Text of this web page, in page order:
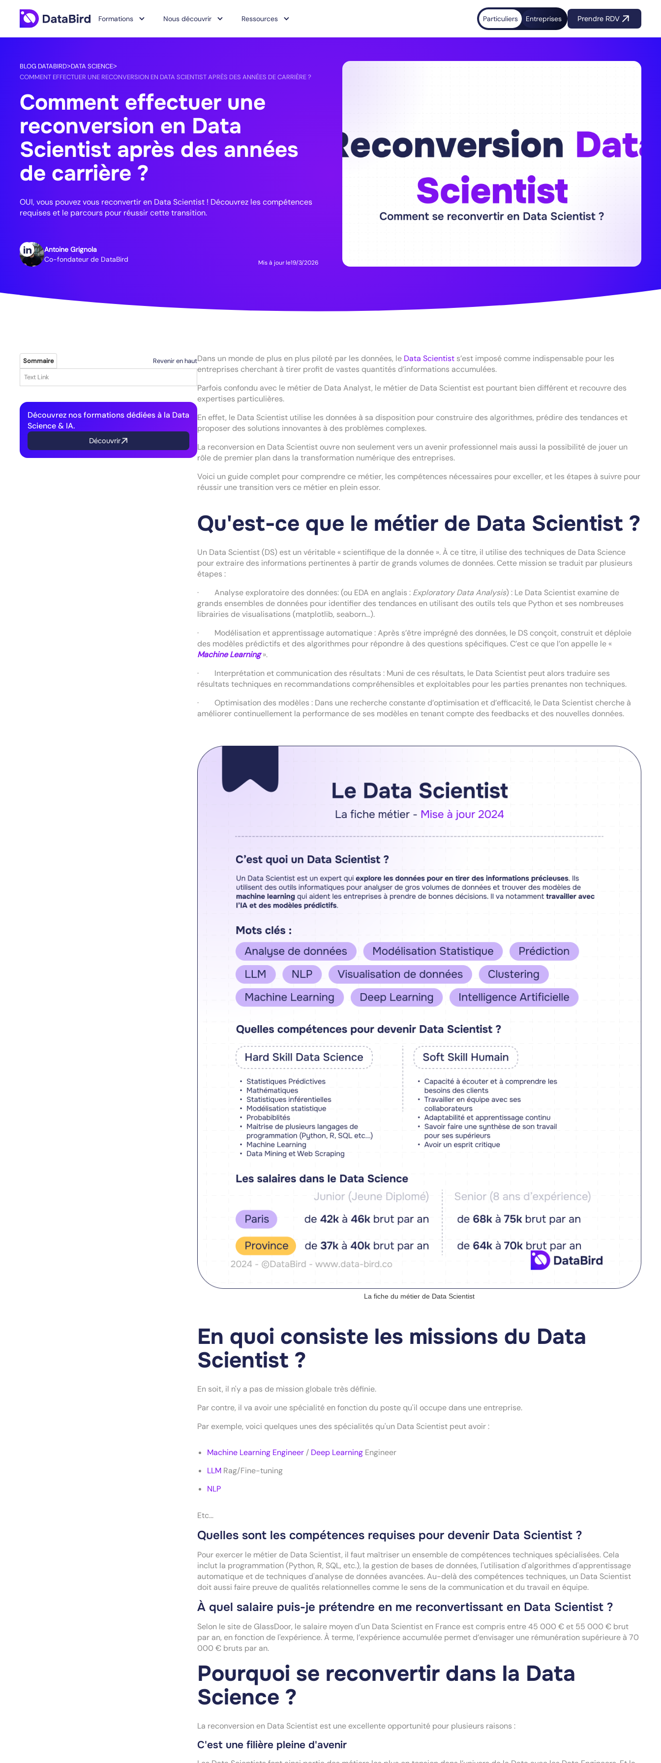
Formations Nous découvrir Ressources Particuliers Entreprises Prendre RDV
BLOG DATABIRD>DATA SCIENCE>
COMMENT EFFECTUER UNE RECONVERSION EN DATA SCIENTIST APRÈS DES ANNÉES DE CARRIÈRE ?
Comment effectuer une
reconversion en Data
Scientist après des années
de carrière ?
OUI, vous pouvez vous reconvertir en Data Scientist ! Découvrez les compétences
requises et le parcours pour réussir cette transition.
Antoine Grignola
Co-fondateur de DataBird
Mis à jour le19/3/2026
Sommaire
Revenir en haut
Text Link
Découvrez nos formations dédiées à la Data
Science & IA.
Découvrir
Dans un monde de plus en plus piloté par les données, le Data Scientist s’est imposé comme indispensable pour les
entreprises cherchant à tirer profit de vastes quantités d’informations accumulées.
Parfois confondu avec le métier de Data Analyst, le métier de Data Scientist est pourtant bien différent et recouvre des
expertises particulières.
En effet, le Data Scientist utilise les données à sa disposition pour construire des algorithmes, prédire des tendances et
proposer des solutions innovantes à des problèmes complexes.
La reconversion en Data Scientist ouvre non seulement vers un avenir professionnel mais aussi la possibilité de jouer un
rôle de premier plan dans la transformation numérique des entreprises.
Voici un guide complet pour comprendre ce métier, les compétences nécessaires pour exceller, et les étapes à suivre pour
réussir une transition vers ce métier en plein essor.
Qu'est-ce que le métier de Data Scientist ?
Un Data Scientist (DS) est un véritable « scientifique de la donnée ». À ce titre, il utilise des techniques de Data Science
pour extraire des informations pertinentes à partir de grands volumes de données. Cette mission se traduit par plusieurs
étapes :
· Analyse exploratoire des données: (ou EDA en anglais : Exploratory Data Analysis) : Le Data Scientist examine de
grands ensembles de données pour identifier des tendances en utilisant des outils tels que Python et ses nombreuses
librairies de visualisations (matplotlib, seaborn…).
· Modélisation et apprentissage automatique : Après s’être imprégné des données, le DS conçoit, construit et déploie
des modèles prédictifs et des algorithmes pour répondre à des questions spécifiques. C’est ce que l’on appelle le «
Machine Learning ».
· Interprétation et communication des résultats : Muni de ces résultats, le Data Scientist peut alors traduire ses
résultats techniques en recommandations compréhensibles et exploitables pour les parties prenantes non techniques.
· Optimisation des modèles : Dans une recherche constante d’optimisation et d’efficacité, le Data Scientist cherche à
améliorer continuellement la performance de ses modèles en tenant compte des feedbacks et des nouvelles données.
La fiche du métier de Data Scientist
En quoi consiste les missions du Data
Scientist ?
En soit, il n'y a pas de mission globale très définie.
Par contre, il va avoir une spécialité en fonction du poste qu'il occupe dans une entreprise.
Par exemple, voici quelques unes des spécialités qu'un Data Scientist peut avoir :
Machine Learning Engineer / Deep Learning Engineer
LLM Rag/Fine-tuning
NLP
Etc...
Quelles sont les compétences requises pour devenir Data Scientist ?
Pour exercer le métier de Data Scientist, il faut maîtriser un ensemble de compétences techniques spécialisées. Cela
inclut la programmation (Python, R, SQL, etc.), la gestion de bases de données, l'utilisation d'algorithmes d'apprentissage
automatique et de techniques d'analyse de données avancées. Au-delà des compétences techniques, un Data Scientist
doit aussi faire preuve de qualités relationnelles comme le sens de la communication et du travail en équipe.
À quel salaire puis-je prétendre en me reconvertissant en Data Scientist ?
Selon le site de GlassDoor, le salaire moyen d'un Data Scientist en France est compris entre 45 000 € et 55 000 € brut
par an, en fonction de l'expérience. À terme, l’expérience accumulée permet d’envisager une rémunération supérieure à 70
000 € bruts par an.
Pourquoi se reconvertir dans la Data
Science ?
La reconversion en Data Scientist est une excellente opportunité pour plusieurs raisons :
C'est une filière pleine d'avenir